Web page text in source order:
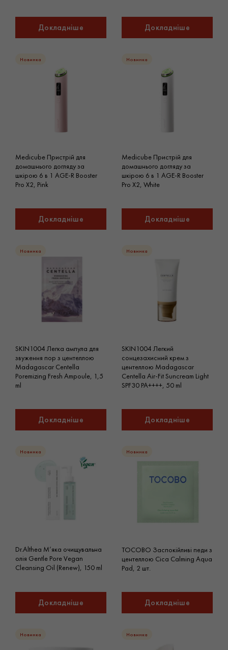
Докладніше Докладніше
Новинка
Medicube Пристрій для
домашнього догляду за
шкірою 6 в 1 AGE-R Booster
Pro X2, Pink
Докладніше
Новинка
Medicube Пристрій для
домашнього догляду за
шкірою 6 в 1 AGE-R Booster
Pro X2, White
Докладніше
Новинка
SKIN1004 Легка ампула для
звуження пор з центеллою
Madagascar Centella
Poremizing Fresh Ampoule, 1,5
ml
Докладніше
Новинка
SKIN1004 Легкий
сонцезахисний крем з
центеллою Madagascar
Centella Air-Fit Suncream Light
SPF30 PA++++, 50 ml
Докладніше
Новинка
Dr.Althea М’яка очищувальна
олія Gentle Pore Vegan
Cleansing Oil (Renew), 150 ml
Докладніше
Новинка
TOCOBO Заспокійливі педи з
центеллою Cica Calming Aqua
Pad, 2 шт.
Докладніше
Новинка Новинка